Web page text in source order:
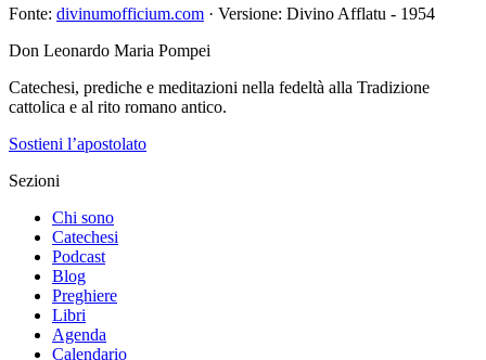
Fonte: divinumofficium.com · Versione: Divino Afflatu - 1954
Don Leonardo Maria Pompei
Catechesi, prediche e meditazioni nella fedeltà alla Tradizione
cattolica e al rito romano antico.
Sostieni l’apostolato
Sezioni
Chi sono
Catechesi
Podcast
Blog
Preghiere
Libri
Agenda
Calendario